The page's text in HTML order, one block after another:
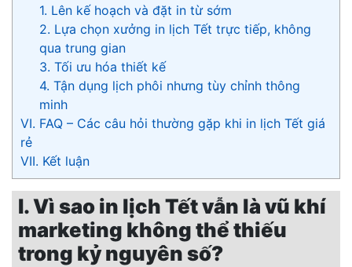
1. Lên kế hoạch và đặt in từ sớm
2. Lựa chọn xưởng in lịch Tết trực tiếp, không
qua trung gian
3. Tối ưu hóa thiết kế
4. Tận dụng lịch phôi nhưng tùy chỉnh thông
minh
VI. FAQ – Các câu hỏi thường gặp khi in lịch Tết giá
rẻ
VII. Kết luận
I. Vì sao in lịch Tết vẫn là vũ khí
marketing không thể thiếu
trong kỷ nguyên số?